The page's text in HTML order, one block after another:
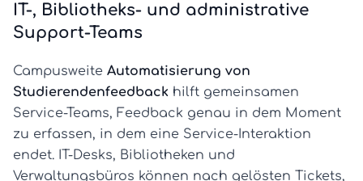
IT-, Bibliotheks- und administrative
Support-Teams
Campusweite Automatisierung von
Studierendenfeedback hilft gemeinsamen
Service-Teams, Feedback genau in dem Moment
zu erfassen, in dem eine Service-Interaktion
endet. IT-Desks, Bibliotheken und
Verwaltungsbüros können nach gelösten Tickets,